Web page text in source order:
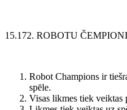
15.172. ROBOTU ČEMPIONI
Robot Champions ir
spēle.
Visas likmes tiek veiktas